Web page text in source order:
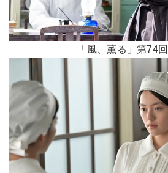
「風、薫る」第74